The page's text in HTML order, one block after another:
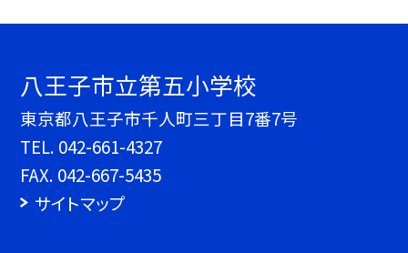
八王子市立第五小学校
東京都八王子市千人町三丁目7番7号
TEL. 042-661-4327
FAX. 042-667-5435
サイトマップ